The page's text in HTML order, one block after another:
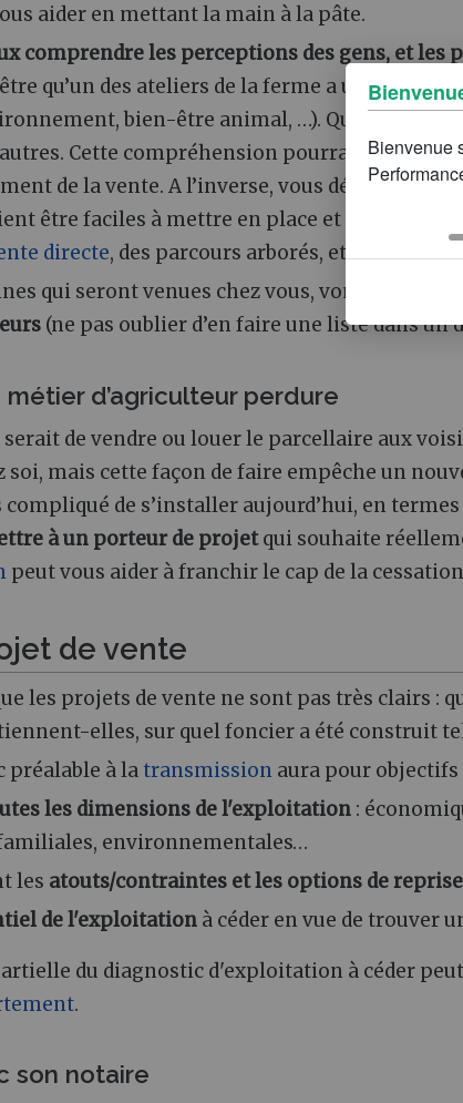
aider en mettant la main à la pâte.
comprendre les perceptions des gens, et les
qu’un des ateliers de la ferme a une
bien-être animal, …). Que vous
Cette compréhension pourra vous
de la vente. A l’inverse, vous découvrirez
être faciles à mettre en place et qui
directe, des parcours arborés, etc…)
qui seront venues chez vous, vont
(ne pas oublier d’en faire une liste dans un
d’agriculteur perdure
de vendre ou louer le parcellaire aux
soi, mais cette façon de faire empêche un
compliqué de s’installer aujourd’hui, en
à un porteur de projetqui souhaite
peut vous aider à franchir le cap de la
de vente
les projets de vente ne sont pas très clairs :
elles, sur quel foncier a été construit
préalable à la transmission aura pour objectifs
les dimensions de l'exploitation :
environnementales…
les atouts/contraintes et les options de reprise
de l'exploitation à céder en vue de trouver
du diagnostic d'exploitation à céder
.
son notaire